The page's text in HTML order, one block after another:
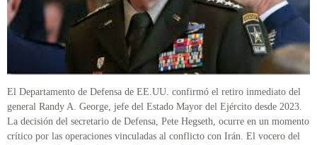
El Departamento de Defensa de EE.UU. confirmó el retiro inmediato del
general Randy A. George, jefe del Estado Mayor del Ejército desde 2023.
La decisión del secretario de Defensa, Pete Hegseth, ocurre en un momento
crítico por las operaciones vinculadas al conflicto con Irán. El vocero del